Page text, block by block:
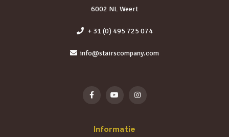
6002 NL Weert
+ 31 (0) 495 725 074
info@stairscompany.com
Informatie